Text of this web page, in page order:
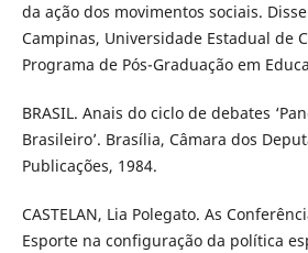
da ação dos movimentos sociais.
Campinas, Universidade Estadual de
Programa de Pós-Graduação em
BRASIL. Anais do ciclo de debates
Brasileiro’. Brasília, Câmara dos
Publicações, 1984.
CASTELAN, Lia Polegato. As
Esporte na configuração da política